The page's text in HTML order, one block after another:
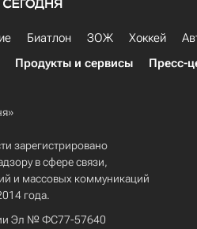
Биатлон ЗОЖ Хоккей
Продукты и сервисы Пресс-
зарегистрировано
в сфере связи,
и массовых коммуникаций
года.
Эл № ФС77-57640